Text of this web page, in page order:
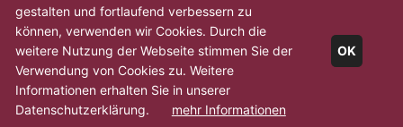
© Christine Coiffure
2026
Webseite
GmbH
gestalten und fortlaufend verbessern zu
können, verwenden wir Cookies. Durch die
weitere Nutzung der Webseite stimmen Sie der
Verwendung von Cookies zu. Weitere
Informationen erhalten Sie in unserer
Datenschutzerklärung.
mehr Informationen
OK